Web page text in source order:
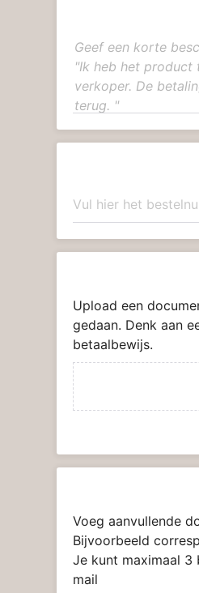
Upload een
gedaan. Denk aan
betaalbewijs.
Voeg aanvullende
Bijvoorbeeld
Je kunt maximaal 3
mail